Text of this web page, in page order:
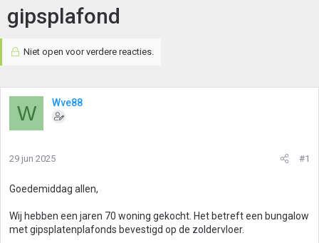
gipsplafond
Niet open voor verdere reacties.
W Wve88
29 jun 2025 #1
Goedemiddag allen,
Wij hebben een jaren 70 woning gekocht. Het betreft een bungalow
met gipsplatenplafonds bevestigd op de zoldervloer.